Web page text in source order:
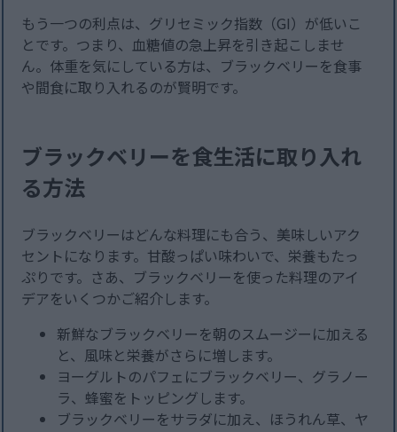
もう一つの利点は、グリセミック指数（GI）が低いこ
とです。つまり、血糖値の急上昇を引き起こしませ
ん。体重を気にしている方は、ブラックベリーを食事
や間食に取り入れるのが賢明です。
ブラックベリーを食生活に取り入れ
る方法
ブラックベリーはどんな料理にも合う、美味しいアク
セントになります。甘酸っぱい味わいで、栄養もたっ
ぷりです。さあ、ブラックベリーを使った料理のアイ
デアをいくつかご紹介します。
新鮮なブラックベリーを朝のスムージーに加える
と、風味と栄養がさらに増します。
ヨーグルトのパフェにブラックベリー、グラノー
ラ、蜂蜜をトッピングします。
ブラックベリーをサラダに加え、ほうれん草、ヤ